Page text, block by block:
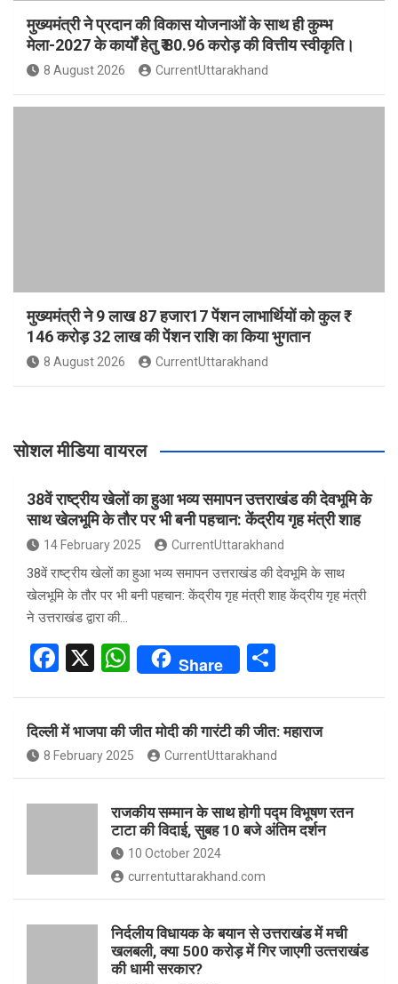
मुख्यमंत्री ने प्रदान की विकास योजनाओं के साथ ही कुम्भ
मेला-2027 के कार्यों हेतु ₹ 80.96 करोड़ की वित्तीय स्वीकृति।
8 August 2026 CurrentUttarakhand
मुख्यमंत्री ने 9 लाख 87 हजार17 पेंशन लाभार्थियों को कुल ₹
146 करोड़ 32 लाख की पेंशन राशि का किया भुगतान
8 August 2026 CurrentUttarakhand
सोशल मीडिया वायरल
38वें राष्ट्रीय खेलों का हुआ भव्य समापन उत्तराखंड की देवभूमि के
साथ खेलभूमि के तौर पर भी बनी पहचान: केंद्रीय गृह मंत्री शाह
14 February 2025 CurrentUttarakhand
38वें राष्ट्रीय खेलों का हुआ भव्य समापन उत्तराखंड की देवभूमि के साथ
खेलभूमि के तौर पर भी बनी पहचान: केंद्रीय गृह मंत्री शाह केंद्रीय गृह मंत्री
ने उत्तराखंड द्वारा की…
F
ce
b
o
o
X
W
at
s
A
p
p
Share
e
दिल्ली में भाजपा की जीत मोदी की गारंटी की जीत: महाराज
8 February 2025 CurrentUttarakhand
राजकीय सम्मान के साथ होगी पद्म विभूषण रतन
टाटा की विदाई, सुबह 10 बजे अंतिम दर्शन
10 October 2024
currentuttarakhand.com
निर्दलीय विधायक के बयान से उत्तराखंड में मची
खलबली, क्‍या 500 करोड़ में गिर जाएगी उत्‍तराखंड
की धामी सरकार?